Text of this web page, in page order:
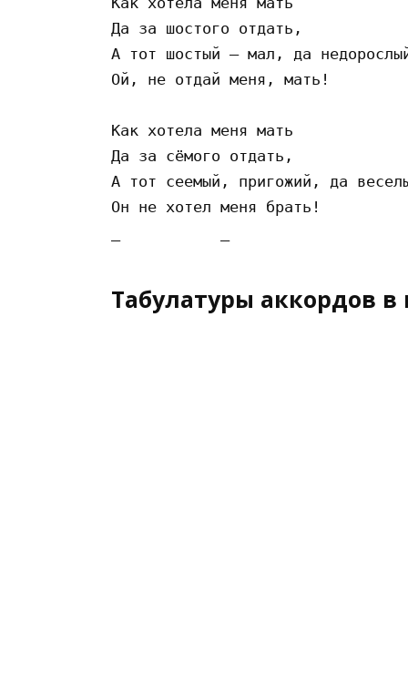
Да за шостого отдать,
А тот шостый – мал, да
Ой, не отдай меня, мать!
Как хотела меня мать
Да за сёмого отдать,
А тот сеемый, пригожий, да
Он не хотел меня брать!
Табулатуры аккордов в